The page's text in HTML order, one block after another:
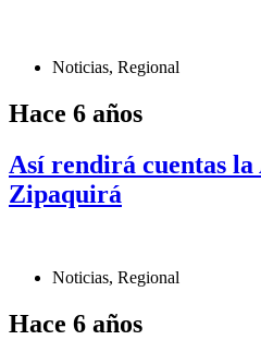
Noticias, Regional
Hace 6 años
Así rendirá cuentas la
Zipaquirá
Noticias, Regional
Hace 6 años